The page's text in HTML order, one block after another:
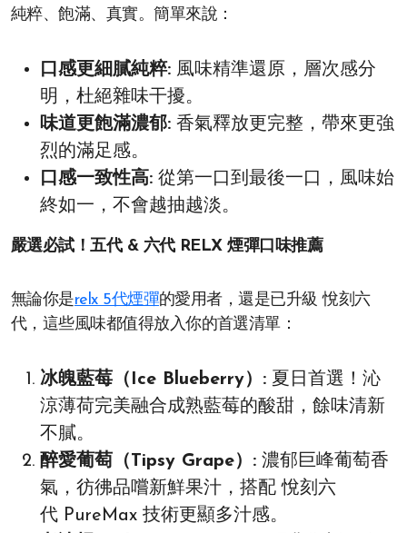
純粹、飽滿、真實。簡單來說：
口感更細膩純粹: 風味精準還原，層次感分
明，杜絕雜味干擾。
味道更飽滿濃郁: 香氣釋放更完整，帶來更強
烈的滿足感。
口感一致性高: 從第一口到最後一口，風味始
終如一，不會越抽越淡。
嚴選必試！五代 & 六代 RELX 煙彈口味推薦
無論你是relx 5代煙彈的愛用者，還是已升級 悅刻六
代，這些風味都值得放入你的首選清單：
冰魄藍莓（Ice Blueberry）: 夏日首選！沁
涼薄荷完美融合成熟藍莓的酸甜，餘味清新
不膩。
醉愛葡萄（Tipsy Grape）: 濃郁巨峰葡萄香
氣，彷彿品嚐新鮮果汁，搭配 悅刻六
代 PureMax 技術更顯多汁感。